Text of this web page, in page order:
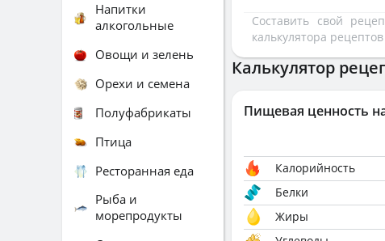
Составить свой
калькулятора
Калькулятор
Пищевая ценность
Калорийность
Белки
Жиры
Напитки
алкогольные
Овощи и зелень
Орехи и семена
Полуфабрикаты
Птица
Ресторанная еда
Рыба и
морепродукты